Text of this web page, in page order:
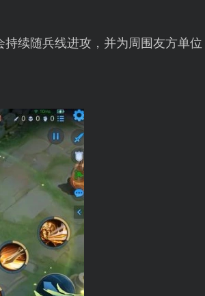
续随兵线进攻，并为周围友方单位